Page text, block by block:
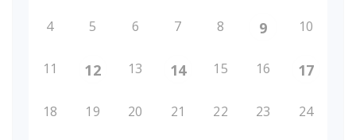
4 5 6 7 8 9 10
11 12 13 14 15 16 17
18 19 20 21 22 23 24